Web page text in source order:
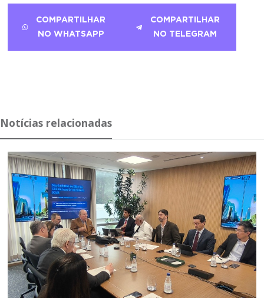
COMPARTILHAR
NO WHATSAPP
COMPARTILHAR
NO TELEGRAM
Notícias relacionadas